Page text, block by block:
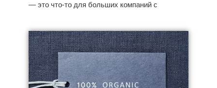
— это что‑то для больших компаний с